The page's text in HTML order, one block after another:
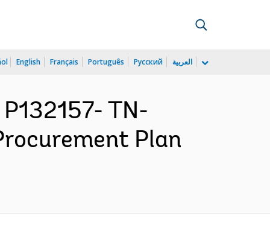
English Français Português Русский العربية
TN-
Plan